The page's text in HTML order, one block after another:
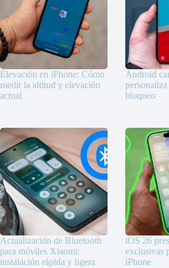
Elevación en iPhone: Cómo
medir la altitud y elevación
actual
Android
bloqueo
Actualización de Bluetooth
para móviles Xiaomi:
instalación rápida y ligera
iOS 26
exclusivas
iPhone